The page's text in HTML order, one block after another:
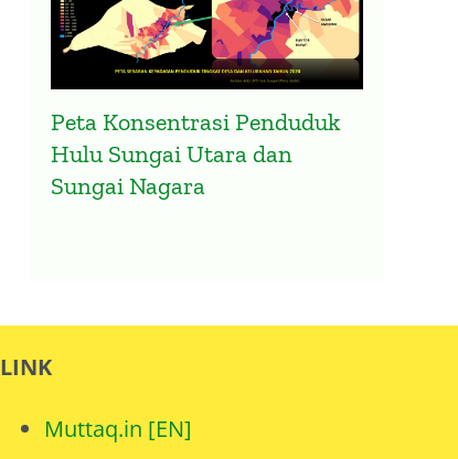
Peta Konsentrasi Penduduk
Hulu Sungai Utara dan
Sungai Nagara
LINK
Muttaq.in [EN]